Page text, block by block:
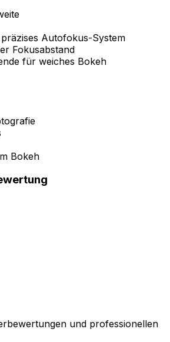
Autofokus-System
Fokusabstand
für weiches Bokeh
Bokeh
und professionellen